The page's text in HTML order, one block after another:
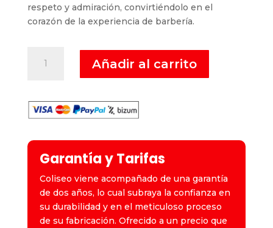
respeto y admiración, convirtiéndolo en el
corazón de la experiencia de barbería.
Colisée
Añadir al carrito
Garantía y Tarifas
Coliseo viene acompañado de una garantía
de dos años, lo cual subraya la confianza en
su durabilidad y en el meticuloso proceso
de su fabricación. Ofrecido a un precio que